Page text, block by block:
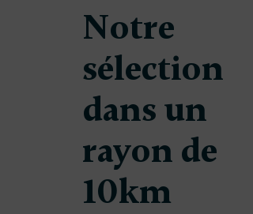
Notre
sélection
dans un
rayon de
10km
Maison à construire
100m²
340 815 €